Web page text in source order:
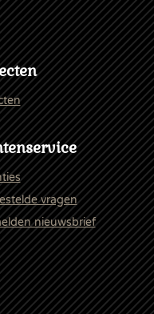
vragen
nieuwsbrief